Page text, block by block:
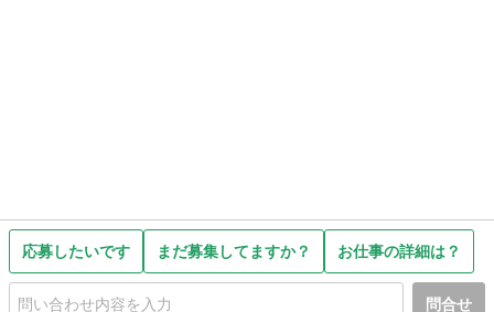
応募したいです まだ募集してますか？ お仕事の詳細は？
問合せ